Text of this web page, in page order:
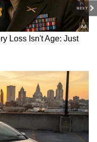
NEXT
நிறைந்த ஹேர்
ஹேர்
எனினும்
வறட்சி
இளநரையை
தீர்வு